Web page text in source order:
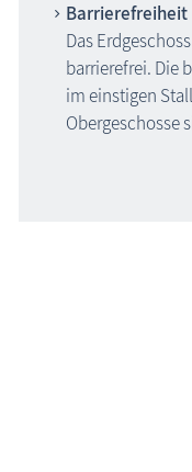
Barrierefreiheit
Das
barrierefrei. Die
im einstigen
Obergeschosse